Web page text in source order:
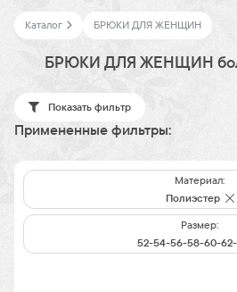
Каталог БРЮКИ ДЛЯ ЖЕНЩИН
БРЮКИ ДЛЯ ЖЕНЩИН
Показать фильтр
Примененные фильтры:
Материал:
Полиэстер
Размер:
52-54-56-58-60-